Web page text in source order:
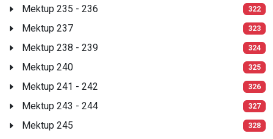
Mektup 235 - 236 322
Mektup 237 323
Mektup 238 - 239 324
Mektup 240 325
Mektup 241 - 242 326
Mektup 243 - 244 327
Mektup 245 328